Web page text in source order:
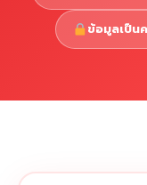
Copyright ©
ข้อมูลเป็น